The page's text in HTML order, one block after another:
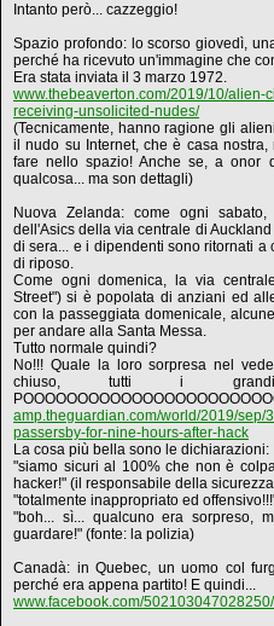
Intanto però... cazzeggio!
Spazio profondo: lo scorso giovedì,
perché ha ricevuto un'immagine che
Era stata inviata il 3 marzo 1972.
www.thebeaverton.com/2019/10/alien-
receiving-unsolicited-nudes/
(Tecnicamente, hanno ragione gli
il nudo su Internet, che è casa
fare nello spazio! Anche se, a onor
qualcosa... ma son dettagli)
Nuova Zelanda: come ogni
dell'Asics della via centrale di
di sera... e i dipendenti sono ritornati
di riposo.
Come ogni domenica, la via
Street") si è popolata di anziani ed
con la passeggiata domenicale,
per andare alla Santa Messa.
Tutto normale quindi?
No!!! Quale la loro sorpresa nel
chiuso, tutti i grandi
amp.theguardian.com/world/2019/sep/
passersby-for-nine-hours-after-hack
La cosa più bella sono le dichiarazioni:
"siamo sicuri al 100% che non è
hacker!" (il responsabile della
"totalmente inappropriato ed
"boh... sì... qualcuno era sorpreso,
guardare!" (fonte: la polizia)
Canadà: in Quebec, un uomo col
perché era appena partito! E quindi...
www.facebook.com/502103047028250/